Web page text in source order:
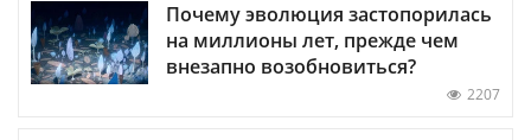
Почему эволюция застопорилась
на миллионы лет, прежде чем
внезапно возобновиться?
2207